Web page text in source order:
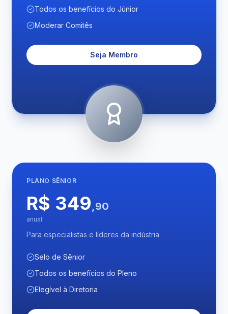
Todos os benefícios do Júnior
Moderar Comitês
Seja Membro
PLANO SÊNIOR
R$ 349,90
anual
Para especialistas e líderes da indústria
Selo de Sênior
Todos os benefícios do Pleno
Elegível à Diretoria